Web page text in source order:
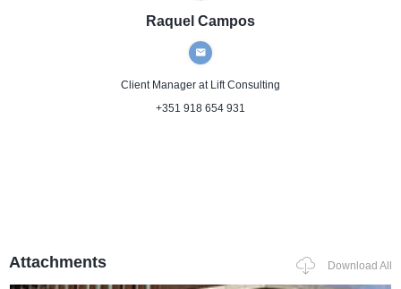
Raquel Campos
Client Manager at Lift Consulting
+351 918 654 931
Attachments Download All